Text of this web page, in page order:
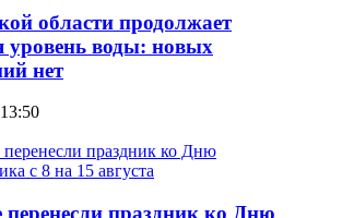
области продолжает
уровень воды: новых
нет
перенесли праздник ко Дню